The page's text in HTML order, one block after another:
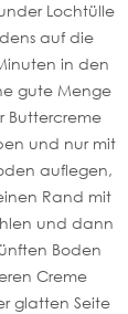
Lochtülle
auf die
in den
gute Menge
Buttercreme
und nur mit
auflegen,
Rand mit
und dann
Boden
Creme
glatten Seite